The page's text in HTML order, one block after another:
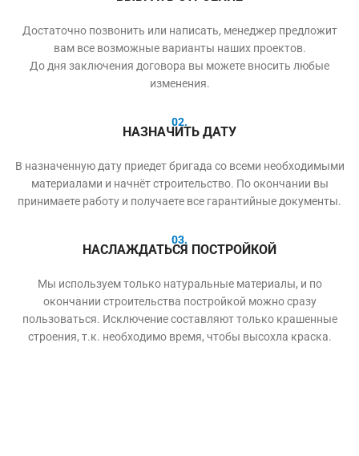
Достаточно позвонить или написать, менеджер предложит
вам все возможные варианты наших проектов.
До дня заключения договора вы можете вносить любые
изменения.
02.
НАЗНАЧИТЬ ДАТУ
В назначенную дату приедет бригада со всеми необходимыми
материалами и начнёт строительство. По окончании вы
принимаете работу и получаете все гарантийные документы.
03.
НАСЛАЖДАТЬСЯ ПОСТРОЙКОЙ
Мы используем только натуральные материалы, и по
окончании строительства постройкой можно сразу
пользоваться. Исключение составляют только крашенные
строения, т.к. необходимо время, чтобы высохла краска.